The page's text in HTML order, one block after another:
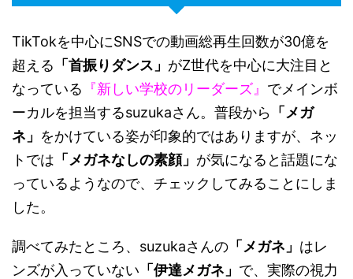
TikTokを中心にSNSでの動画総再生回数が30億を
超える 「首振りダンス」 がZ世代を中心に大注目と
なっている 『新しい学校のリーダーズ』 でメインボ
ーカルを担当するsuzukaさん。普段から 「メガ
ネ」 をかけている姿が印象的ではありますが、ネッ
トでは 「メガネなしの素顔」 が気になると話題にな
っているようなので、チェックしてみることにしま
した。
調べてみたところ、suzukaさんの 「メガネ」 はレ
ンズが入っていない 「伊達メガネ」 で、実際の視力